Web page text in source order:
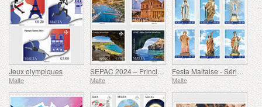
Jeux olympiques
Malte
SEPAC 2024 – Principales Attractions Touristiques
Malte
Festa Maltaise - Série VIII
Malte